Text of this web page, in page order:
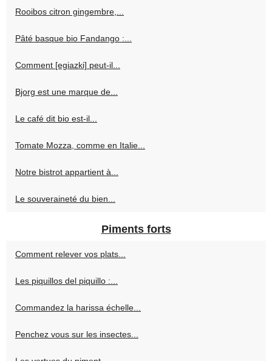
Rooibos citron gingembre,...
Pâté basque bio Fandango :...
Comment [egiazki] peut-il...
Bjorg est une marque de...
Le café dit bio est-il...
Tomate Mozza, comme en Italie...
Notre bistrot appartient à...
Le souveraineté du bien...
Piments forts
Comment relever vos plats...
Les piquillos del piquillo :...
Commandez la harissa échelle...
Penchez vous sur les insectes...